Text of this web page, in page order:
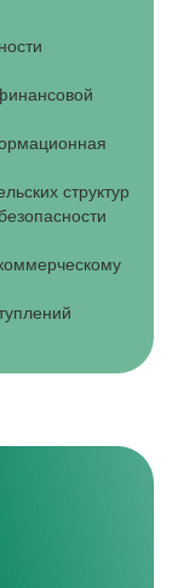
структур